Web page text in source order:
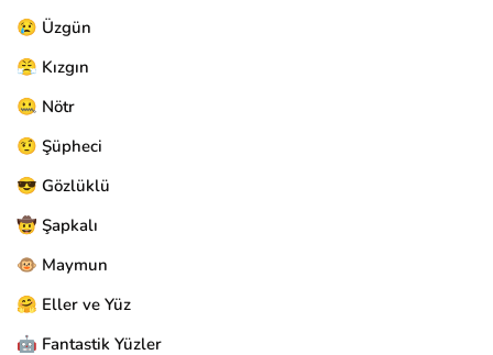
😢 Üzgün
😤 Kızgın
🤐 Nötr
🤨 Şüpheci
😎 Gözlüklü
🤠 Şapkalı
🐵 Maymun
🤗 Eller ve Yüz
🤖 Fantastik Yüzler